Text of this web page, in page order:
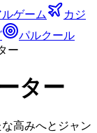
ゲーム
カジ
パルクール
ー
ター
高みへとジャン